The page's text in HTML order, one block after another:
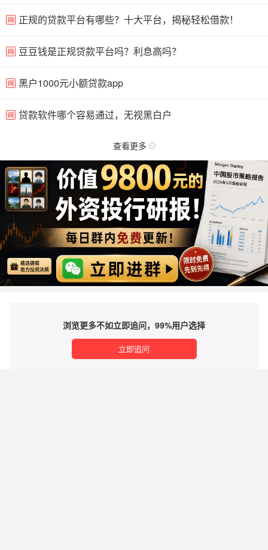
正规的贷款平台有哪些？十大平台，揭秘轻松借款！
豆豆钱是正规贷款平台吗？利息高吗？
黑户1000元小额贷款app
贷款软件哪个容易通过，无视黑白户
查看更多
浏览更多不如立即追问，99%用户选择
立即追问